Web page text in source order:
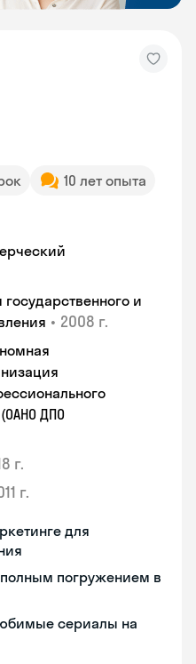
10 лет опыта
и
• 2008 г.
ДПО
г.
г.
для
полным погружением в
сериалы на